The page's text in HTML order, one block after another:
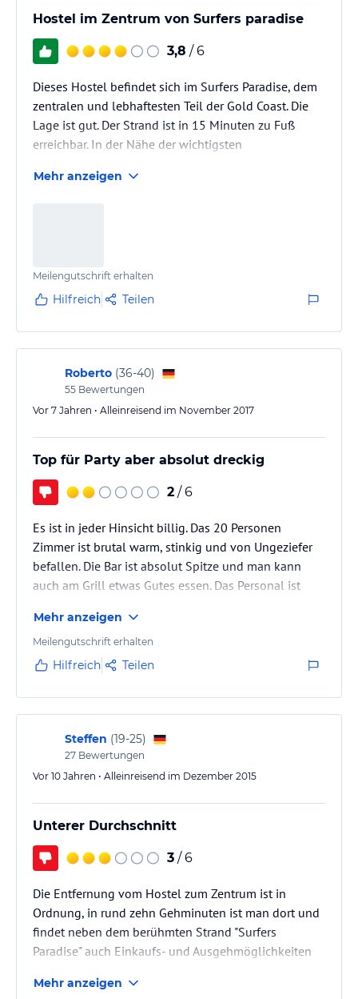
Hostel im Zentrum von Surfers paradise
3,8 / 6
Dieses Hostel befindet sich im Surfers Paradise, dem
zentralen und lebhaftesten Teil der Gold Coast. Die
Lage ist gut. Der Strand ist in 15 Minuten zu Fuß
erreichbar. In der Nähe der wichtigsten
Geschäfte, Straßenbahnhaltestellen. Trotz des
Mehr anzeigen
Meilengutschrift erhalten
Hilfreich Teilen
Roberto (36-40)
55 Bewertungen
Vor 7 Jahren • Alleinreisend im November 2017
Top für Party aber absolut dreckig
2 / 6
Es ist in jeder Hinsicht billig. Das 20 Personen
Zimmer ist brutal warm, stinkig und von Ungeziefer
befallen. Die Bar ist absolut Spitze und man kann
auch am Grill etwas Gutes essen. Das Personal ist
Leider scheitert es extrem an Sauberkeit
Mehr anzeigen
Meilengutschrift erhalten
Hilfreich Teilen
Steffen (19-25)
27 Bewertungen
Vor 10 Jahren • Alleinreisend im Dezember 2015
Unterer Durchschnitt
3 / 6
Die Entfernung vom Hostel zum Zentrum ist in
Ordnung, in rund zehn Gehminuten ist man dort und
findet neben dem berühmten Strand "Surfers
Paradise" auch Einkaufs- und Ausgehmöglichkeiten
Das Hostel bietet eine eigene Bar mit Getränken und
Mehr anzeigen